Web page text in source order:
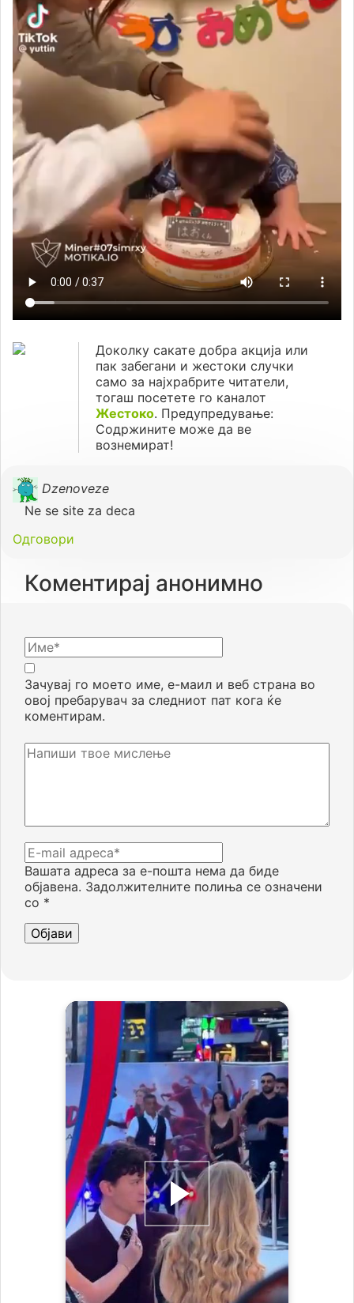
Доколку сакате добра акција или
пак забегани и жестоки случки
само за најхрабрите читатели,
тогаш посетете го каналот
Жестоко. Предупредување:
Содржините може да ве
вознемират!
Dzenoveze
Ne se site za deca
Одговори
Коментирај анонимно
Вашата адреса за е-пошта нема да биде
објавена. Задолжителните полиња се означени
со *
Зачувај го моето име, е-маил и веб страна во
овој пребарувач за следниот пат кога ќе
коментирам.